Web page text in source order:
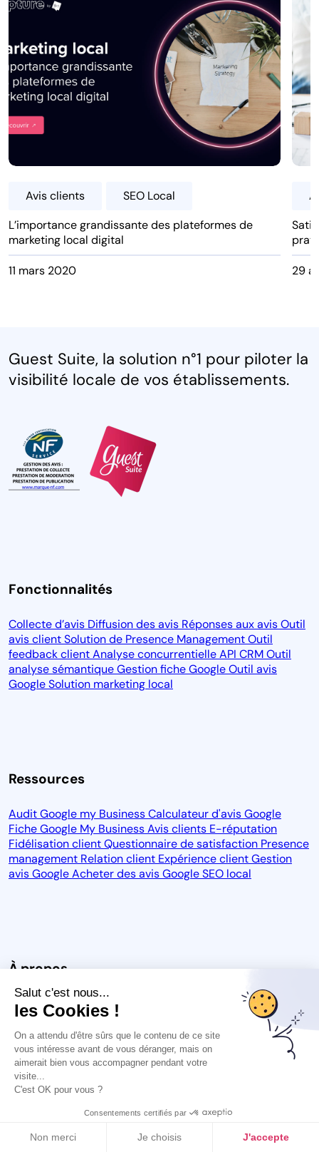
Salut c'est nous...
les Cookies !
On a attendu d'être sûrs que le contenu de ce site
vous intéresse avant de vous déranger, mais on
aimerait bien vous accompagner pendant votre
visite...
C'est OK pour vous ?
Consentements certifiés par
Non merci Je choisis J'accepte
Avis clients
SEO Local
L’importance grandissante des plateformes de
marketing local digital
11 mars 2020 29
Essayez gratuitement
au quotidien avec Guest Suite
Essayer gratuitement
Guest Suite, la solution n°1 pour piloter la
visibilité locale de vos établissements.
Fonctionnalités
Collecte d’avis Diffusion des avis Réponses aux avisOutil
avis clientSolution de Presence ManagementOutil
feedback clientAnalyse concurrentielleAPI CRMOutil
analyse sémantiqueGestion fiche GoogleOutil avis
GoogleSolution marketing local
Ressources
Audit Google my BusinessCalculateur d'avis Google
Fiche Google My BusinessAvis clients E-réputation
Fidélisation clientQuestionnaire de satisfaction Presence
management Relation client Expérience clientGestion
avis GoogleAcheter des avis GoogleSEO local
À propos
Notre vision Blog CGU
Carrière
Espace PresseProtection des données Mention légales